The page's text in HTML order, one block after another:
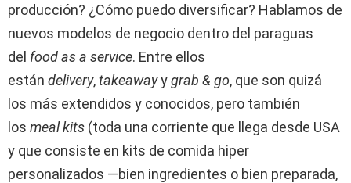
producción? ¿Cómo puedo diversificar? Hablamos de
nuevos modelos de negocio dentro del paraguas
del food as a service. Entre ellos
están delivery,takeawayygrab & go, que son quizá
los más extendidos y conocidos, pero también
los meal kits (toda una corriente que llega desde USA
y que consiste en kits de comida hiper
personalizados —bien ingredientes o bien preparada,